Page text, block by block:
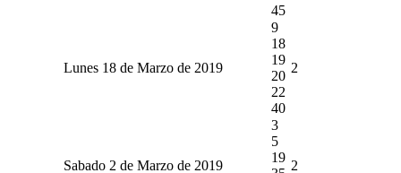
45
Lunes 18 de Marzo de 2019
9
18
19
20
22
40
2
Sabado 2 de Marzo de 2019
3
5
19
2